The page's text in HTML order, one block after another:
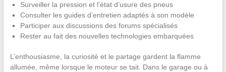
Surveiller la pression et l’état d’usure des pneus
Consulter les guides d’entretien adaptés à son modèle
Participer aux discussions des forums spécialisés
Rester au fait des nouvelles technologies embarquées
L’enthousiasme, la curiosité et le partage gardent la flamme
allumée, même lorsque le moteur se tait. Dans le garage ou à